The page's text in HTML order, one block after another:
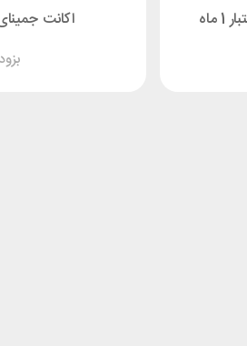
اکانت جمینای